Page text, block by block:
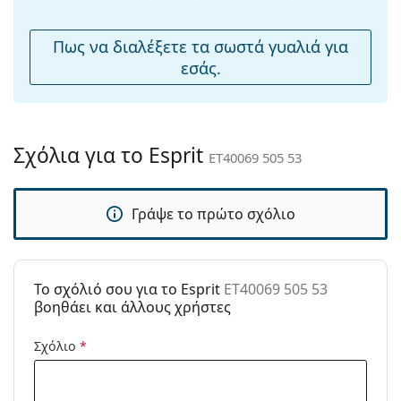
άρθρωση:
Όχι
Αξεσουάρ
Πανί
καθαρισμού:
Ναι
Τύπος:
Γυναικεία
Μάρκα:
Esprit
ET40069 505 53
Πως να διαλέξετε τα σωστά γυαλιά για
εσάς.
Σχόλια για το Esprit ET40069 505 53
Γράψε το πρώτο σχόλιο
To σχόλιό σου για το Esprit ET40069 505 53
βοηθάει και άλλους χρήστες
Σχόλιο *